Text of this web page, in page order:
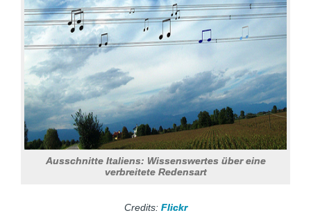
Ausschnitte Italiens: Wissenswertes über eine
verbreitete Redensart
Credits: Flickr